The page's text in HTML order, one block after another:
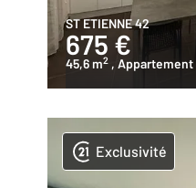
ST ETIENNE 42
675 €
45,6 m2 , Appartement
Exclusivité